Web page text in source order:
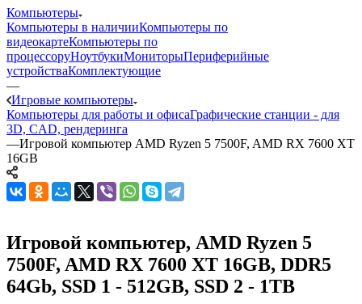
Компьютеры
Компьютеры в наличииКомпьютеры по
видеокартеКомпьютеры по
процессоруНоутбукиМониторыПериферийные
устройстваКомплектующие
—
Игровые компьютеры
Компьютеры для работы и офисаГрафические станции - для
3D, CAD, рендеринга
—Игровой компьютер AMD Ryzen 5 7500F, AMD RX 7600 XT
16GB
Игровой компьютер, AMD Ryzen 5
7500F, AMD RX 7600 XT 16GB, DDR5
64Gb, SSD 1 - 512GB, SSD 2 - 1TB